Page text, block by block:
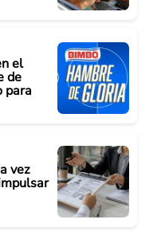
el
de
para
vez